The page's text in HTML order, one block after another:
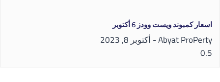
اسعار كمبوند ويست وودز 6 أكتوبر
Abyat ProPerty أكتوبر 8, 2023